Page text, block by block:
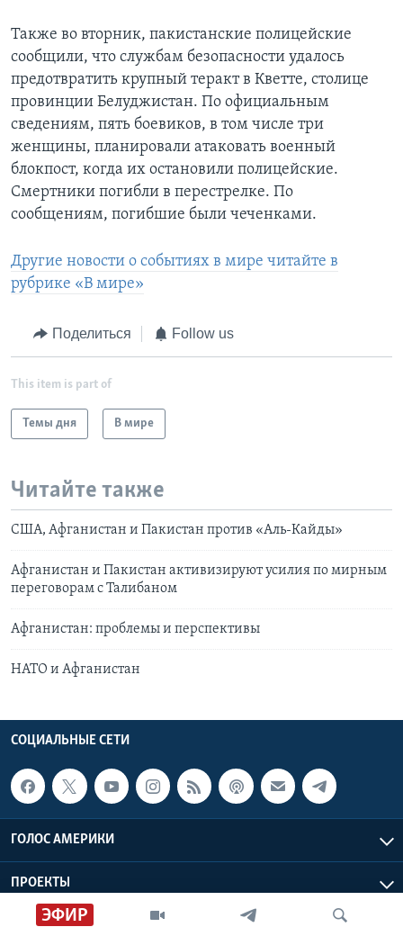
ЭФИР
Также во вторник, пакистанские полицейские
сообщили, что службам безопасности удалось
предотвратить крупный теракт в Кветте, столице
провинции Белуджистан. По официальным
сведениям, пять боевиков, в том числе три
женщины, планировали атаковать военный
блокпост, когда их остановили полицейские.
Смертники погибли в перестрелке. По
сообщениям, погибшие были чеченками.
Другие новости о событиях в мире читайте в
рубрике «В мире»
Поделиться Follow us
This item is part of
Темы дня В мире
Читайте также
США, Афганистан и Пакистан против «Аль-Кайды»
Афганистан и Пакистан активизируют усилия по мирным
переговорам с Талибаном
Афганистан: проблемы и перспективы
НАТО и Афганистан
СОЦИАЛЬНЫЕ СЕТИ
ГОЛОС АМЕРИКИ
ПРОЕКТЫ